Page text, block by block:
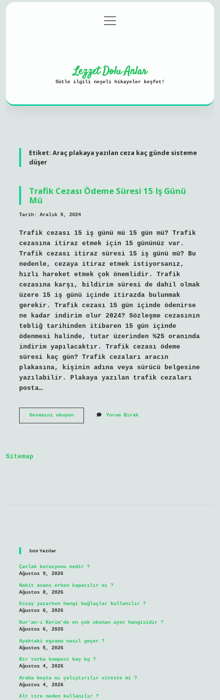
Gizlilik Politikası
menüyü
aç
Lezzet Dolu Anlar
Sütle ilgili neşeli hikayeler keşfet!
Etiket: Araç plakaya yazılan ceza kaç günde sisteme
düşer
Trafik Cezası Ödeme Süresi 15 Iş Günü
Mü
Tarih: Aralık 5, 2024
Trafik cezası 15 iş günü mü 15 gün mü? Trafik
cezasına itiraz etmek için 15 gününüz var.
Trafik cezası itiraz süresi 15 iş günü mü? Bu
nedenle, cezaya itiraz etmek istiyorsanız,
hızlı hareket etmek çok önemlidir. Trafik
cezasına karşı, bildirim süresi de dahil olmak
üzere 15 iş günü içinde itirazda bulunmak
gerekir. Trafik cezası 15 gün içinde ödenirse
ne kadar indirim olur 2024? Sözleşme cezasının
tebliğ tarihinden itibaren 15 gün içinde
ödenmesi halinde, tutar üzerinden %25 oranında
indirim yapılacaktır. Trafik cezası ödeme
süresi kaç gün? Trafik cezaları aracın
plakasına, kişinin adına veya sürücü belgesine
yazılabilir. Plakaya yazılan trafik cezaları
posta…
Devamını okuyunTrafik
Yorum Bırak
Sitemap
Son Yazılar
Çatlak korozyonu nedir ?
Ağustos 9, 2026
Nakit avans erken kapatılır mı ?
Ağustos 8, 2026
Essay yazarken hangi bağlaçlar kullanılır ?
Ağustos 6, 2026
Kur’an-ı Kerim’de en çok okunan ayet hangisidir ?
Ağustos 6, 2026
Ayaktaki egzama nasıl geçer ?
Ağustos 5, 2026
Bir torba kompost kaç kg ?
Ağustos 4, 2026
Araba boşta mı çalıştırılır viteste mi ?
Ağustos 4, 2026
Alt tire neden kullanılır ?